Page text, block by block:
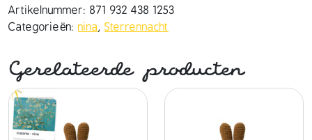
Artikelnummer: 871 932 438 1253
Categorieën: nina, Sterrennacht
Gerelateerde producten